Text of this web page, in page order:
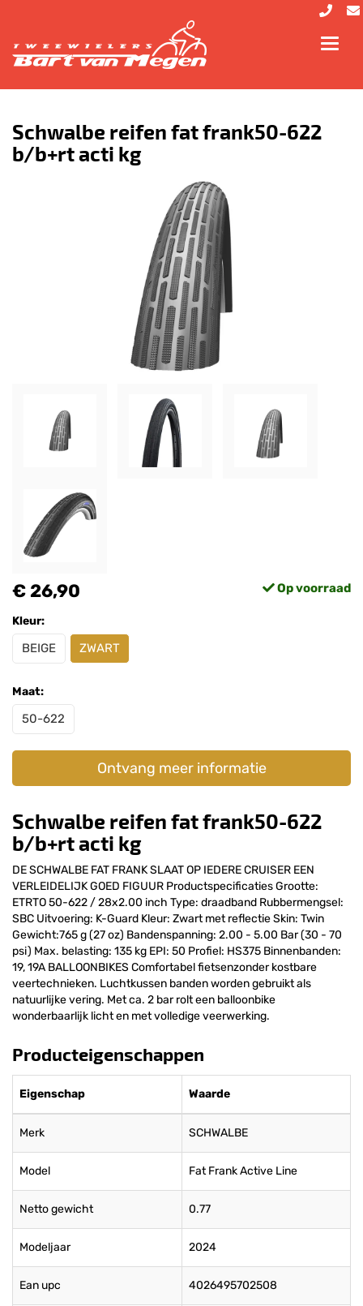
Schwalbe reifen fat frank50-622
b/b+rt acti kg
€ 26,90 Op voorraad
Kleur:
BEIGE ZWART
Maat:
50-622
Ontvang meer informatie
Schwalbe reifen fat frank50-622
b/b+rt acti kg
DE SCHWALBE FAT FRANK SLAAT OP IEDERE CRUISER EEN
VERLEIDELIJK GOED FIGUUR Productspecificaties Grootte:
ETRTO 50-622 / 28x2.00 inch Type: draadband Rubbermengsel:
SBC Uitvoering: K-Guard Kleur: Zwart met reflectie Skin: Twin
Gewicht:765 g (27 oz) Bandenspanning: 2.00 - 5.00 Bar (30 - 70
psi) Max. belasting: 135 kg EPI: 50 Profiel: HS375 Binnenbanden:
19, 19A BALLOONBIKES Comfortabel fietsenzonder kostbare
veertechnieken. Luchtkussen banden worden gebruikt als
natuurlijke vering. Met ca. 2 bar rolt een balloonbike
wonderbaarlijk licht en met volledige veerwerking.
Producteigenschappen
Eigenschap Waarde
Merk SCHWALBE
Model Fat Frank Active Line
Netto gewicht 0.77
Modeljaar 2024
Ean upc 4026495702508